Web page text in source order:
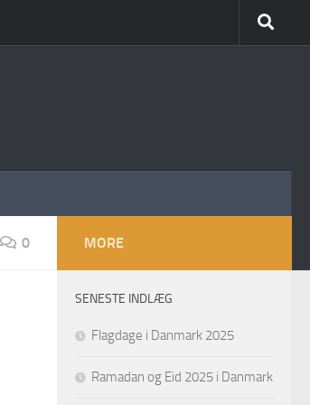
0 MORE
SENESTE INDLÆG
Flagdage i Danmark 2025
Ramadan og Eid 2025 i Danmark